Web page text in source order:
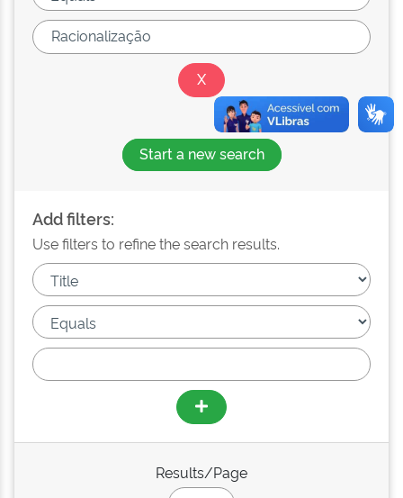
Start a new search
Add filters:
Use filters to refine the search results.
Results/Page